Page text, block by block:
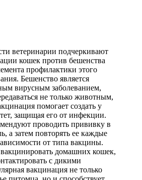
ветеринарии подчеркивают
кошек против бешенства
профилактики этого
Бешенство является
вирусным заболеванием,
не только животным,
помогает создать у
защищая его от инфекции.
проводить прививку в
а затем повторять ее каждые
от типа вакцины.
домашних кошек,
с дикими
вакцинация не только